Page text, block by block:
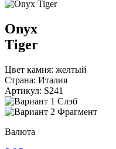
Onyx
Tiger
Цвет камня: желтый
Страна: Италия
Артикул: S241
Слэб
Фрагмент
Валюта